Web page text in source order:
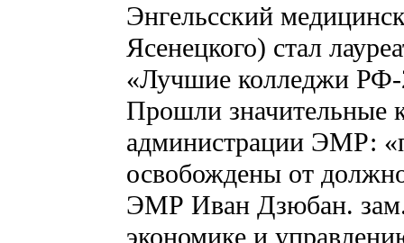
Энгельсский
Ясенецкого) стал
«Лучшие колледжи РФ-
Прошли значительные
администрации ЭМР:
освобождены от
ЭМР Иван Дзюбан.
экономике и